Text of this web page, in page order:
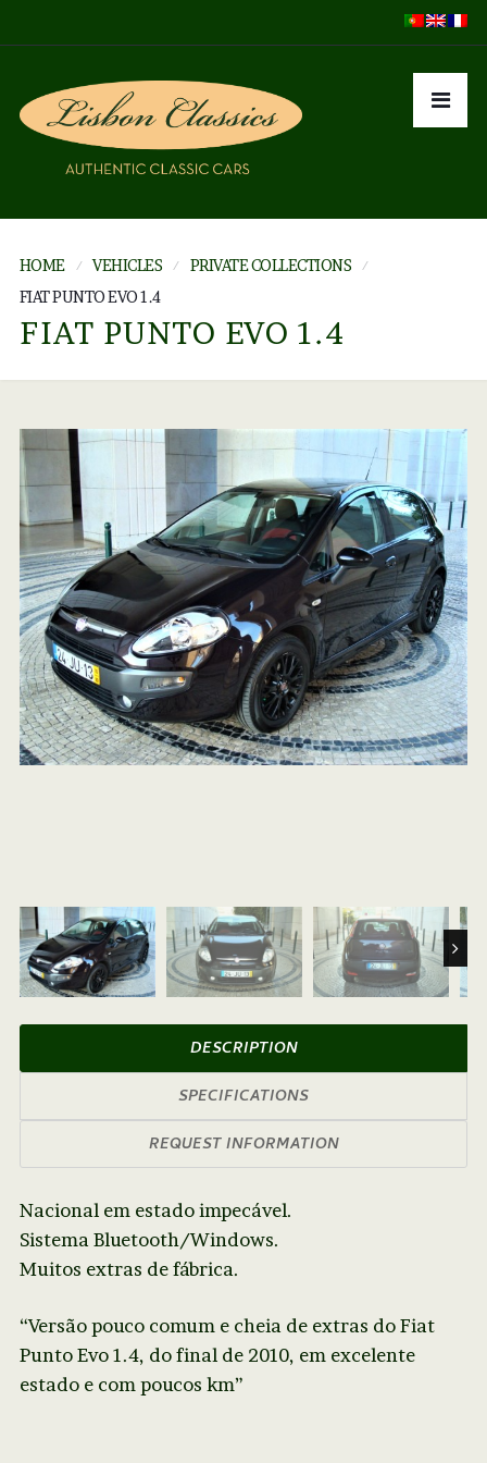
HOME VEHICLES
PRIVATE COLLECTIONS
FIAT PUNTO EVO 1.4
FIAT PUNTO EVO 1.4
Next
DESCRIPTION
SPECIFICATIONS
REQUEST INFORMATION
Nacional em estado impecável.
Sistema Bluetooth/Windows.
Muitos extras de fábrica.
“Versão pouco comum e cheia de extras do Fiat
Punto Evo 1.4, do final de 2010, em excelente
estado e com poucos km”